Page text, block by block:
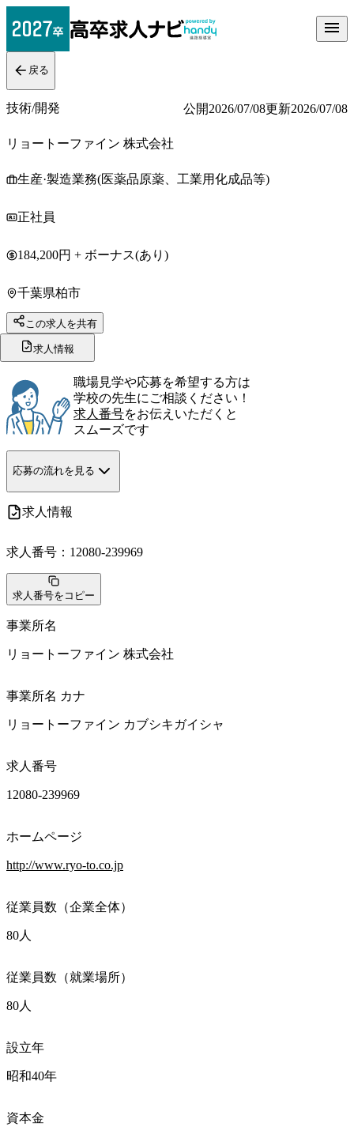
戻る
技術/開発 公開2026/07/08更新2026/07/08
リョートーファイン 株式会社
生産·製造業務(医薬品原薬、工業用化成品等)
正社員
184,200円 + ボーナス(あり)
千葉県柏市
この求人を共有
求人情報
職場見学や応募を希望する方は
学校の先生にご相談ください！
求人番号をお伝えいただくと
スムーズです
応募の流れを見る
求人情報
求人番号： 12080-239969
求人番号をコピー
事業所名
リョートーファイン 株式会社
事業所名 カナ
リョートーファイン カブシキガイシャ
求人番号
12080-239969
ホームページ
http://www.ryo-to.co.jp
従業員数（企業全体）
80人
従業員数（就業場所）
80人
設立年
昭和40年
資本金